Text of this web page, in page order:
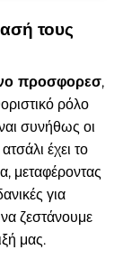
τους
προσφορεσ,
ρόλο
συνήθως οι
έχει το
μεταφέροντας
για
ζεστάνουμε
μας.